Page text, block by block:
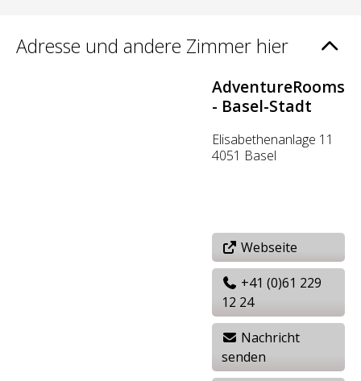
Adresse und andere Zimmer hier
AdventureRooms
- Basel-Stadt
Elisabethenanlage 11
4051 Basel
Webseite
+41 (0)61 229
12 24
Nachricht
senden